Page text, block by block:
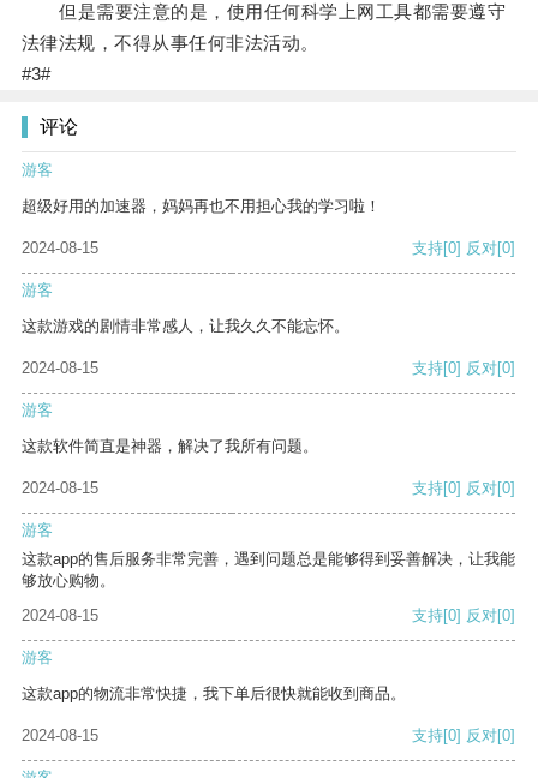
但是需要注意的是，使用任何科学上网工具都需要遵守
法律法规，不得从事任何非法活动。
#3#
评论
游客
超级好用的加速器，妈妈再也不用担心我的学习啦！
2024-08-15 支持[0] 反对[0]
游客
这款游戏的剧情非常感人，让我久久不能忘怀。
2024-08-15 支持[0] 反对[0]
游客
这款软件简直是神器，解决了我所有问题。
2024-08-15 支持[0] 反对[0]
游客
这款app的售后服务非常完善，遇到问题总是能够得到妥善解决，让我能
够放心购物。
2024-08-15
支持[0] 反对[0]
游客
这款app的物流非常快捷，我下单后很快就能收到商品。
2024-08-15 支持[0] 反对[0]